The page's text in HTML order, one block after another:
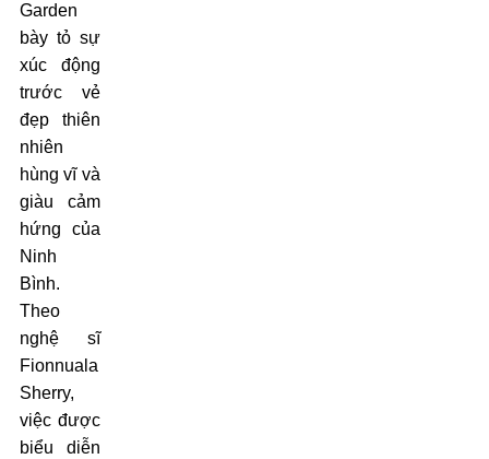
Garden
bày tỏ sự
xúc động
trước vẻ
đẹp thiên
nhiên
hùng vĩ và
giàu cảm
hứng của
Ninh
Bình.
Theo
nghệ sĩ
Fionnuala
Sherry,
việc được
biểu diễn